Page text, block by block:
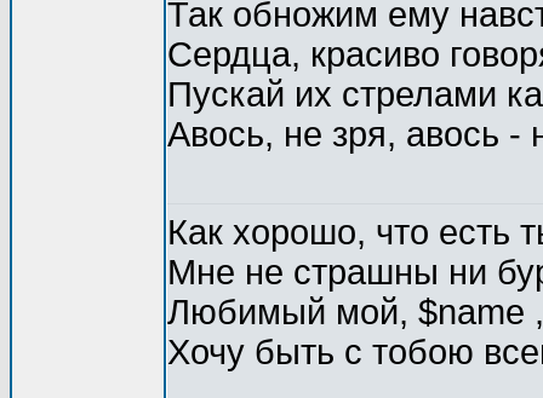
Так обножим ему
Сердца, красиво
Пускай их стрелами
Авось, не зря, авось -
Как хорошо, что есть
Мне не страшны ни
Любимый мой, $name ,
Хочу быть с тобою